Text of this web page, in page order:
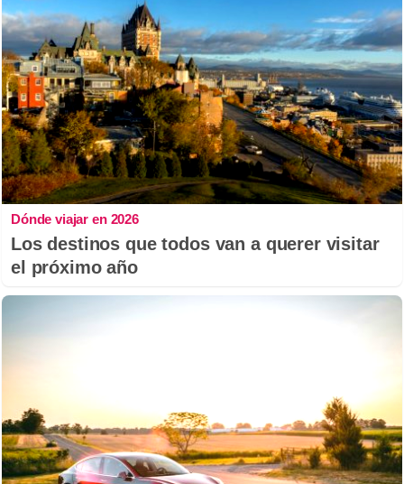
Dónde viajar en 2026
Los destinos que todos van a querer visitar
el próximo año